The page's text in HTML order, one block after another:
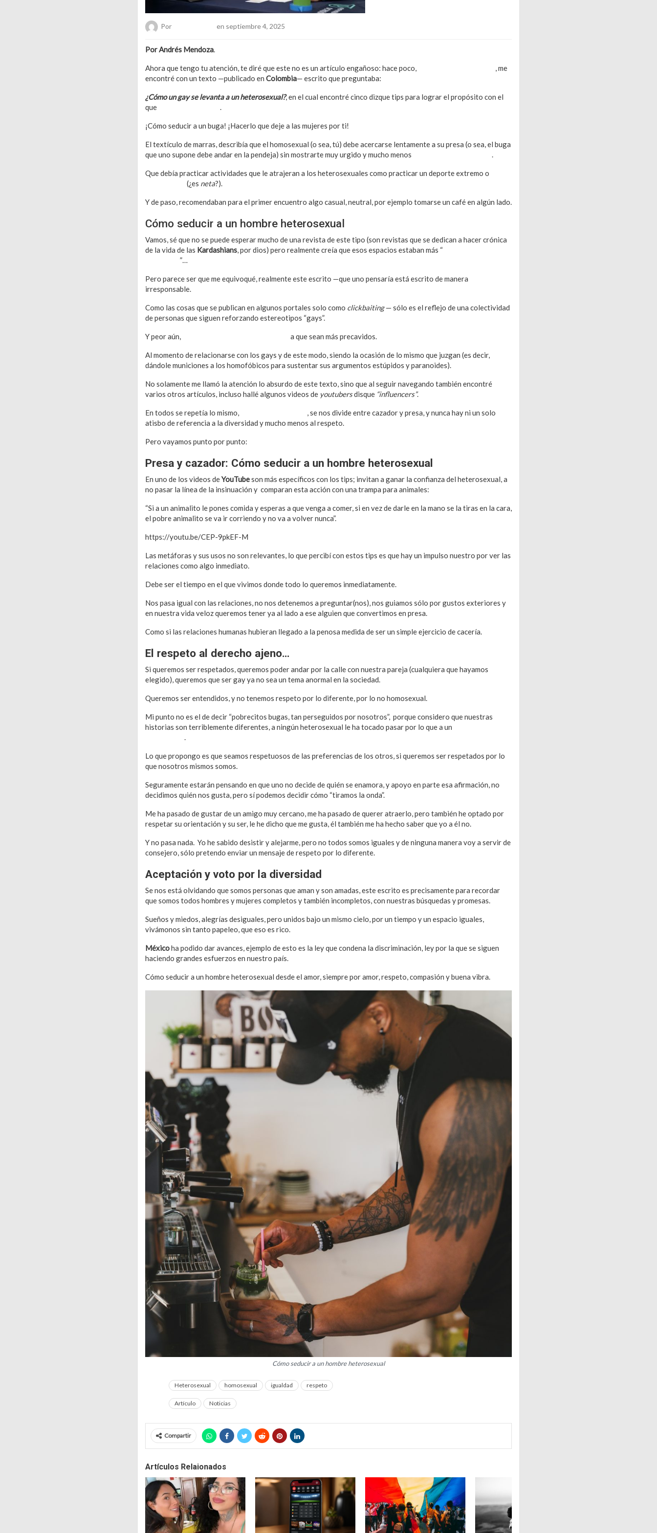
Por en septiembre 4, 2025
Por Andrés Mendoza.
Ahora que tengo tu atención, te diré que este no es un artículo engañoso: hace poco,
, me
encontré con un texto —publicado en Colombia— escrito que preguntaba:
¿Cómo un gay se levanta a un heterosexual?, en el cual encontré cinco dizque tips para lograr el propósito con el
que
.
¡Cómo seducir a un buga! ¡Hacerlo que deje a las mujeres por ti!
El textículo de marras, describía que el homosexual (o sea, tú) debe acercarse lentamente a su presa (o sea, el buga
que uno supone debe andar en la pendeja) sin mostrarte muy urgido y mucho menos
.
Que debía practicar actividades que le atrajeran a los heterosexuales como practicar un deporte extremo o
(¿es neta?).
Y de paso, recomendaban para el primer encuentro algo casual, neutral, por ejemplo tomarse un café en algún lado.
Cómo seducir a un hombre heterosexual
Vamos, sé que no se puede esperar mucho de una revista de este tipo (son revistas que se dedican a hacer crónica
de la vida de las Kardashians, por dios) pero realmente creía que esos espacios estaban más “
”…
Pero parece ser que me equivoqué, realmente este escrito —que uno pensaría está escrito de manera
irresponsable.
Como las cosas que se publican en algunos portales solo como clickbaiting— sólo es el reflejo de una colectividad
de personas que siguen reforzando estereotipos “gays”.
Y peor aún, a que sean más precavidos.
Al momento de relacionarse con los gays y de este modo, siendo la ocasión de lo mismo que juzgan (es decir,
dándole municiones a los homofóbicos para sustentar sus argumentos estúpidos y paranoides).
No solamente me llamó la atención lo absurdo de este texto, sino que al seguir navegando también encontré
varios otros artículos, incluso hallé algunos videos de youtubersdisque “influencers”.
En todos se repetía lo mismo,
, se nos divide entre cazador y presa, y nunca hay ni un solo
atisbo de referencia a la diversidad y mucho menos al respeto.
Pero vayamos punto por punto:
Presa y cazador: Cómo seducir a un hombre heterosexual
En uno de los videos deYouTubeson más específicos con los tips; invitan a ganar la confianza del heterosexual, a
no pasar la línea de la insinuación y comparan esta acción con una trampa para animales:
“Si a un animalito le pones comida y esperas a que venga a comer, si en vez de darle en la mano se la tiras en la cara,
el pobre animalito se va ir corriendo y no va a volver nunca”.
https://youtu.be/CEP-9pkEF-M
Las metáforas y sus usos no son relevantes, lo que percibí con estos tips es que hay un impulso nuestro por ver las
relaciones como algo inmediato.
Debe ser el tiempo en el que vivimos donde todo lo queremos inmediatamente.
Nos pasa igual con las relaciones, no nos detenemos a preguntar(nos), nos guiamos sólo por gustos exteriores y
en nuestra vida veloz queremos tener ya al lado a ese alguien que convertimos en presa.
Como si las relaciones humanas hubieran llegado a la penosa medida de ser un simple ejercicio de cacería.
El respeto al derecho ajeno…
Si queremos ser respetados, queremos poder andar por la calle con nuestra pareja (cualquiera que hayamos
elegido), queremos que ser gay ya no sea un tema anormal en la sociedad.
Queremos ser entendidos, y no tenemos respeto por lo diferente, por lo no homosexual.
Mi punto no es el de decir “pobrecitos bugas, tan perseguidos por nosotros”, porque considero que nuestras
historias son terriblemente diferentes, a ningún heterosexual le ha tocado pasar por lo que a un
.
Lo que propongo es que seamos respetuosos de las preferencias de los otros, si queremos ser respetados por lo
que nosotros mismos somos.
Seguramente estarán pensando en que uno no decide de quién se enamora, y apoyo en parte esa afirmación, no
decidimos quién nos gusta, pero sí podemos decidir cómo “tiramos la onda”.
Me ha pasado de gustar de un amigo muy cercano, me ha pasado de querer atraerlo, pero también he optado por
respetar su orientación y su ser, le he dicho que me gusta, él también me ha hecho saber que yo a él no.
Y no pasa nada. Yo he sabido desistir y alejarme, pero no todos somos iguales y de ninguna manera voy a servir de
consejero, sólo pretendo enviar un mensaje de respeto por lo diferente.
Aceptación y voto por la diversidad
Se nos está olvidando que somos personas que aman y son amadas, este escrito es precisamente para recordar
que somos todos hombres y mujeres completos y también incompletos, con nuestras búsquedas y promesas.
Sueños y miedos, alegrías desiguales, pero unidos bajo un mismo cielo, por un tiempo y un espacio iguales,
vivámonos sin tanto papeleo, que eso es rico.
Méxicoha podido dar avances, ejemplo de esto es la ley que condena la discriminación, ley por la que se siguen
haciendo grandes esfuerzos en nuestro país.
Cómo seducir a un hombre heterosexual desde el amor, siempre por amor, respeto, compasión y buena vibra.
Cómo seducir a un hombre heterosexual
Heterosexual homosexual igualdad respeto
Artículo Noticias
Compartir
Artículos Relaionados